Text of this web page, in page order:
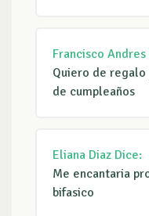
Francisco Andres
Quiero de
de cumpleaños
Eliana Diaz Dice:
Me encantaria
bifasico